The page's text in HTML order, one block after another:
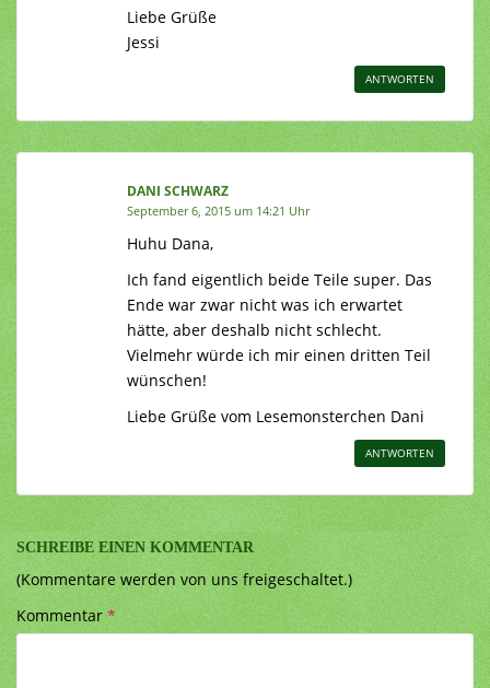
Liebe Grüße
Jessi
ANTWORTEN
DANI SCHWARZ
September 6, 2015 um 14:21 Uhr
Huhu Dana,
Ich fand eigentlich beide Teile super. Das
Ende war zwar nicht was ich erwartet
hätte, aber deshalb nicht schlecht.
Vielmehr würde ich mir einen dritten Teil
wünschen!
Liebe Grüße vom Lesemonsterchen Dani
ANTWORTEN
SCHREIBE EINEN KOMMENTAR
(Kommentare werden von uns freigeschaltet.)
Kommentar*